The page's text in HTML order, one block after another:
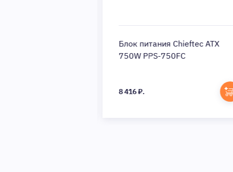
Блок питания Chieftec ATX
750W PPS-750FC
8 416 ₽.